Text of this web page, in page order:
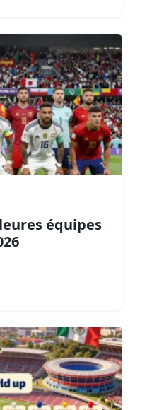
équipes